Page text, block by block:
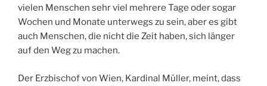
vielen Menschen sehr viel mehrere Tage oder sogar
Wochen und Monate unterwegs zu sein, aber es gibt
auch Menschen, die nicht die Zeit haben, sich länger
auf den Weg zu machen.
Der Erzbischof von Wien, Kardinal Müller, meint, dass